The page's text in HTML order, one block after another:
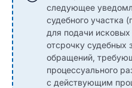
следующее
судебного участка
для подачи
отсрочку судебных
обращений,
процессуального
с действующим